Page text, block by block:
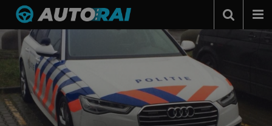
Autonieuws
Podcast
Autotests
Automerken